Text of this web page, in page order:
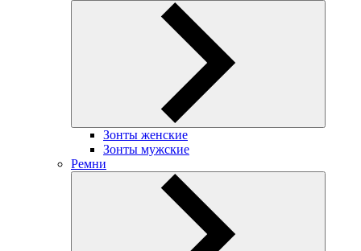
Зонты женские
Зонты мужские
Ремни